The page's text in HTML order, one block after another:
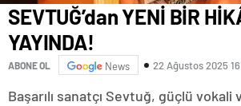
SEVTUĞ’dan YENİ BİR
YAYINDA!
ABONE OL News 22 Ağustos 2025
Başarılı sanatçı Sevtuğ, güçlü vokali